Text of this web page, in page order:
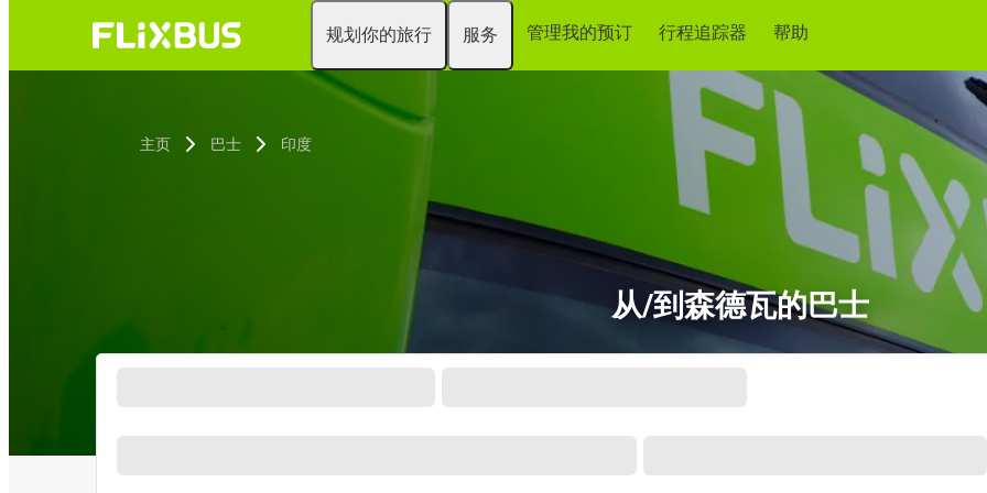
规划你的旅行 服务 管理我的预订 行程追踪器 帮助
主页 巴士 印度
从/到森德瓦的巴士